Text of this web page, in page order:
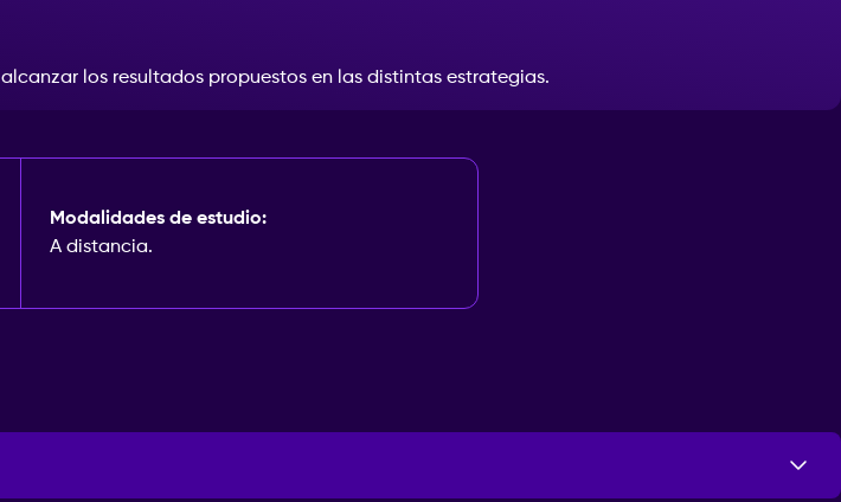
alcanzar los resultados propuestos en las distintas estrategias.
Modalidades de estudio:
A distancia.